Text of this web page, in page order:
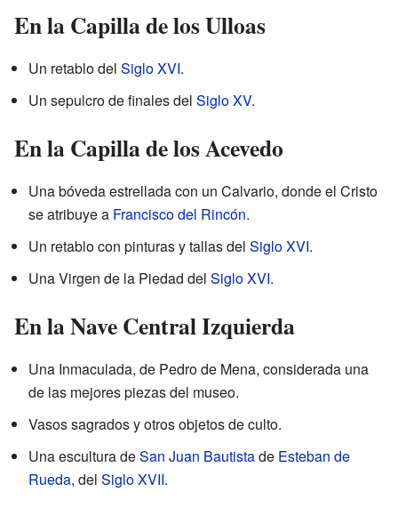
En la Capilla de los Ulloas
Un retablo del Siglo XVI.
Un sepulcro de finales del Siglo XV.
En la Capilla de los Acevedo
Una bóveda estrellada con un Calvario, donde el Cristo
se atribuye a Francisco del Rincón.
Un retablo con pinturas y tallas del Siglo XVI.
Una Virgen de la Piedad del Siglo XVI.
En la Nave Central Izquierda
Una Inmaculada, de Pedro de Mena, considerada una
de las mejores piezas del museo.
Vasos sagrados y otros objetos de culto.
Una escultura deSan Juan Bautistade Esteban de
Rueda, del Siglo XVII.